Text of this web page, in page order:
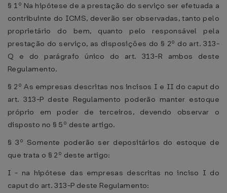
§ 1º Na hipótese de a prestação do serviço ser efetuada a
contribuinte do ICMS, deverão ser observadas, tanto pelo
proprietário do bem, quanto pelo responsável pela
prestação do serviço, as disposições do § 2º do art. 313-
Q e do parágrafo único do art. 313-R ambos deste
Regulamento.
§ 2º As empresas descritas nos incisos I e II do caput do
art. 313-P deste Regulamento poderão manter estoque
próprio em poder de terceiros, devendo observar o
disposto no § 5º deste artigo.
§ 3º Somente poderão ser depositários do estoque de
que trata o § 2º deste artigo:
I - na hipótese das empresas descritas no inciso I do
caput do art. 313-P deste Regulamento: